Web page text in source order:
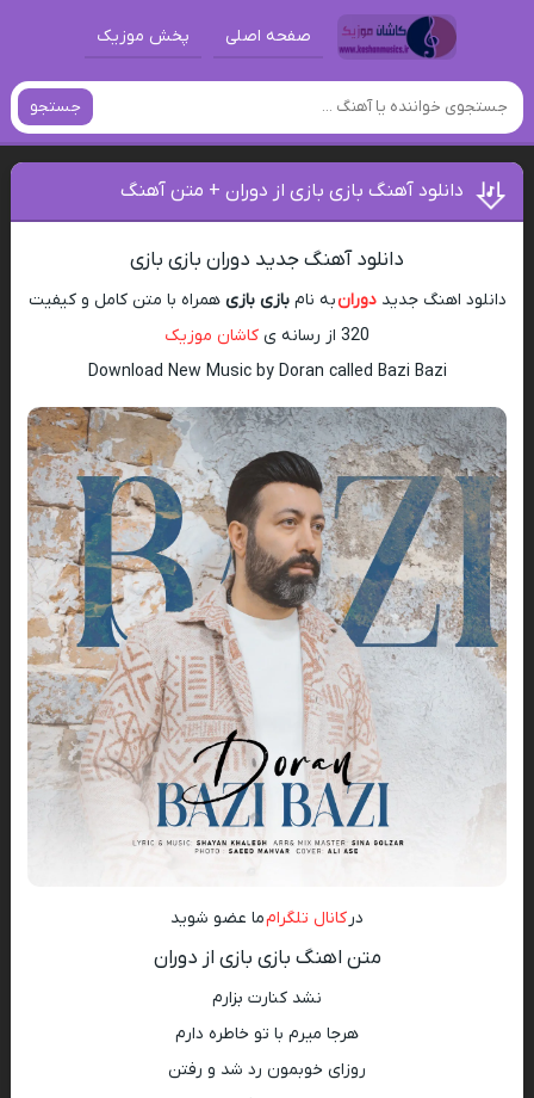
صفحه اصلی پخش موزیک
جستجو
دانلود آهنگ بازی بازی از دوران + متن آهنگ
دانلود آهنگ جدید دوران بازی بازی
دانلود اهنگ جدیددورانبه نامبازی بازی همراه با متن کامل و کیفیت
320 از رسانه ی
کاشان موزیک
Download New Music by Doran called Bazi Bazi
در کانال تلگرامما عضو شوید
متن اهنگ بازی بازی از دوران
نشد کنارت بزارم
هرجا میرم با تو خاطره دارم
روزای خوبمون رد شد و رفتن